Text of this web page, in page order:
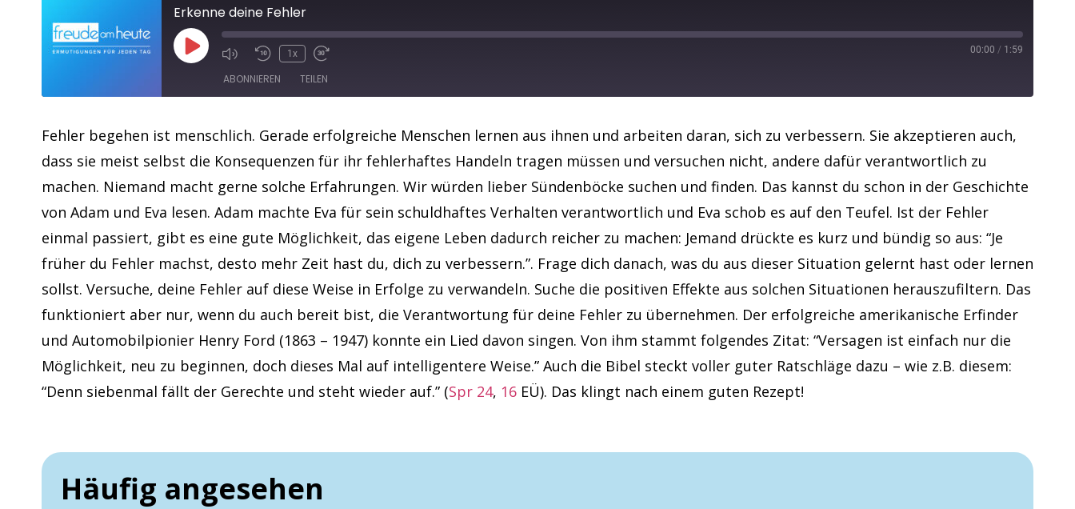
Erkenne deine Fehler
1x 00:00 / 1:59
ABONNIEREN TEILEN
Apple Podcasts Spotify
RSS FEED
TEILEN
LINK
EMBED
Fehler begehen ist menschlich. Gerade erfolgreiche Menschen lernen aus ihnen und arbeiten daran, sich zu verbessern. Sie akzeptieren auch,
dass sie meist selbst die Konsequenzen für ihr fehlerhaftes Handeln tragen müssen und versuchen nicht, andere dafür verantwortlich zu
machen. Niemand macht gerne solche Erfahrungen. Wir würden lieber Sündenböcke suchen und finden. Das kannst du schon in der Geschichte
von Adam und Eva lesen. Adam machte Eva für sein schuldhaftes Verhalten verantwortlich und Eva schob es auf den Teufel. Ist der Fehler
einmal passiert, gibt es eine gute Möglichkeit, das eigene Leben dadurch reicher zu machen: Jemand drückte es kurz und bündig so aus: “Je
früher du Fehler machst, desto mehr Zeit hast du, dich zu verbessern.”. Frage dich danach, was du aus dieser Situation gelernt hast oder lernen
sollst. Versuche, deine Fehler auf diese Weise in Erfolge zu verwandeln. Suche die positiven Effekte aus solchen Situationen herauszufiltern. Das
funktioniert aber nur, wenn du auch bereit bist, die Verantwortung für deine Fehler zu übernehmen. Der erfolgreiche amerikanische Erfinder
und Automobilpionier Henry Ford (1863 – 1947) konnte ein Lied davon singen. Von ihm stammt folgendes Zitat: “Versagen ist einfach nur die
Möglichkeit, neu zu beginnen, doch dieses Mal auf intelligentere Weise.” Auch die Bibel steckt voller guter Ratschläge dazu – wie z.B. diesem:
“Denn siebenmal fällt der Gerechte und steht wieder auf.” (Spr 24, 16 EÜ). Das klingt nach einem guten Rezept!
Häufig angesehen